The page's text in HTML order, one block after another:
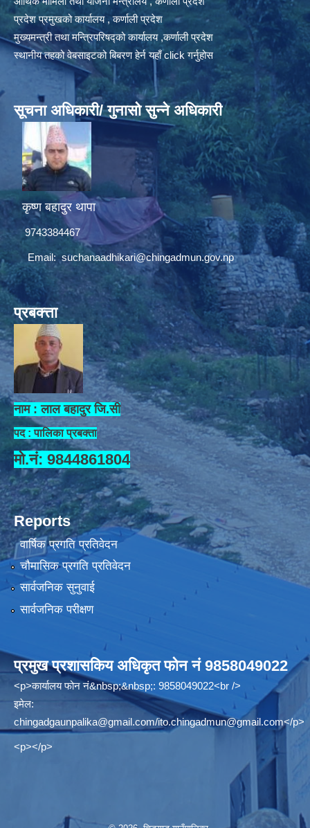
प्रदेश प्रमुखको कार्यालय , कर्णाली प्रदेश
मुख्यमन्त्री तथा मन्त्रिपरिषद्को कार्यालय ,कर्णाली प्रदेश
स्थानीय तहको वेबसाइटको बिबरण हेर्न यहाँ click गर्नुहोस
सूचना अधिकारी/ गुनासो सुन्ने अधिकारी
कृष्ण बहादुर थापा
9743384467
Email:suchanaadhikari@chingadmun.gov.np
प्रबक्त्ता
नाम : लाल बहादुर जि.सी
पद : पालिका प्रबक्ता
मो.नं: 9844861804
Reports
वार्षिक प्रगति प्रतिवेदन
चौमासिक प्रगति प्रतिवेदन
सार्वजनिक सुनुवाई
सार्वजनिक परीक्षण
प्रमुख प्रशासकिय अधिकृत फोन नं 9858049022
<p>कार्यालय फोन नं&nbsp;&nbsp;: 9858049022<br />
इमेल:
chingadgaunpalika@gmail.com/ito.chingadmun@gmail.com</p>
<p></p>